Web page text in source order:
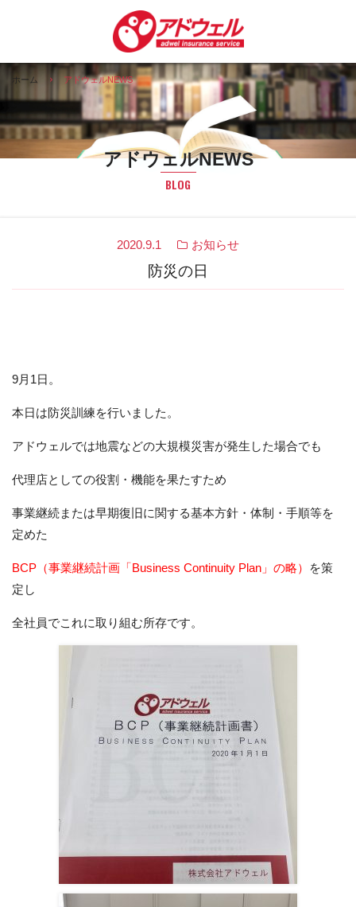
ホーム アドウェルNEWS
アドウェルNEWS
BLOG
2020.9.1 お知らせ
防災の日
9月1日。
本日は防災訓練を行いました。
アドウェルでは地震などの大規模災害が発生した場合でも
代理店としての役割・機能を果たすため
事業継続または早期復旧に関する基本方針・体制・手順等を
定めた
BCP（事業継続計画「Business Continuity Plan」の略）
を策
定し
全社員でこれに取り組む所存です。